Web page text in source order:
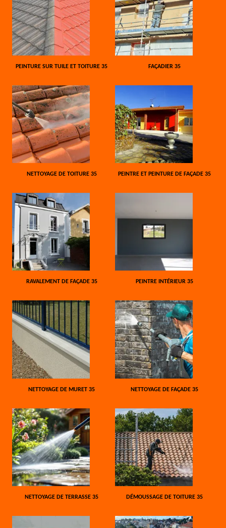
PEINTURE SUR TUILE ET TOITURE 35 FAÇADIER 35
NETTOYAGE DE TOITURE 35 PEINTRE ET PEINTURE DE FAÇADE 35
RAVALEMENT DE FAÇADE 35 PEINTRE INTÉRIEUR 35
NETTOYAGE DE MURET 35 NETTOYAGE DE FAÇADE 35
NETTOYAGE DE TERRASSE 35 DÉMOUSSAGE DE TOITURE 35